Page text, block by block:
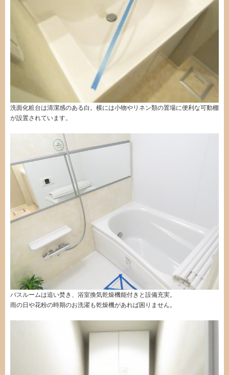
洗面化粧台は清潔感のある白。横には小物やリネン類の置場に便利な可動棚
が設置されています。
バスルームは追い焚き、浴室換気乾燥機能付きと設備充実。
雨の日や花粉の時期のお洗濯も乾燥機があれば困りません。